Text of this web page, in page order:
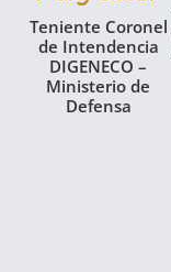
Teniente Coronel
de Intendencia
DIGENECO –
Ministerio de
Defensa